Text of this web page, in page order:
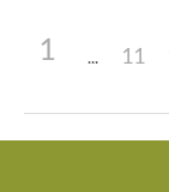
1 11